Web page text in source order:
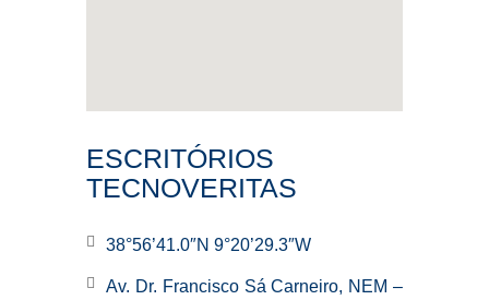
ESCRITÓRIOS
TECNOVERITAS
38°56’41.0″N 9°20’29.3″W
Av. Dr. Francisco Sá Carneiro, NEM –